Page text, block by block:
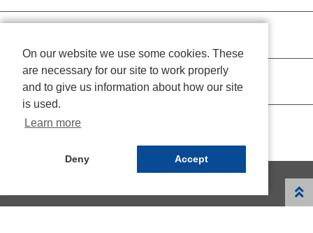
クッキーポリシー
On our website we use some cookies. These
are necessary for our site to work properly
and to give us information about how our site
is used.
Learn more
Deny Accept